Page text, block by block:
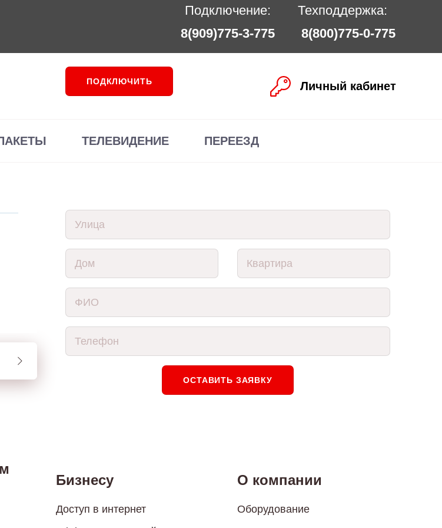
Подключение:
8(909)775-3-775
Техподдержка:
8(800)775-0-775
ПОДКЛЮЧИТЬ Личный кабинет
ТЕЛЕВИДЕНИЕ ПЕРЕЕЗД
ОСТАВИТЬ ЗАЯВКУ
Бизнесу
Доступ в интернет
О компании
Оборудование